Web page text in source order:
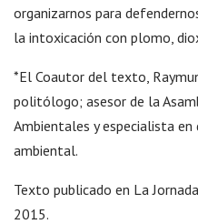
organizarnos para
la intoxicación con plomo,
*El Coautor del texto,
politólogo; asesor de la
Ambientales y especialista
ambiental.
Texto publicado en La
2015.